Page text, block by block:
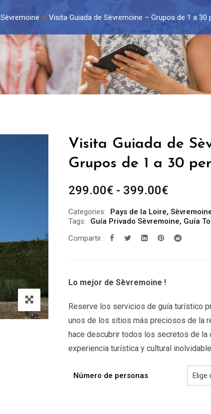
Sèvremoine Visita Guiada de Sèvremoine – Grupos de 1 a 30
Visita Guiada de
Grupos de 1 a 30
299.00€ - 399.00€Rango
precios:
desde
299.00€
Categories: Pays de la Loire,
Tags:
Guía Privado Sèvremoine, Guía
Compartir :
Lo mejor de Sèvremoine !
Reserve los servicios de guía turístico
unos de los sitios más preciosos de la
hace descubrir todos los secretos de la
experiencia turística y cultural
Número de personas